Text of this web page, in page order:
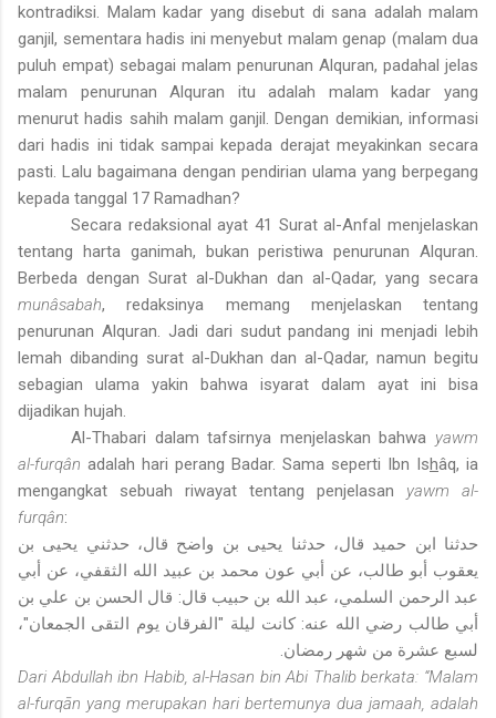
kontradiksi. Malam kadar yang disebut di sana adalah malam
ganjil, sementara hadis ini menyebut malam genap (malam dua
puluh empat) sebagai malam penurunan Alquran, padahal jelas
malam penurunan Alquran itu adalah malam kadar yang
menurut hadis sahih malam ganjil. Dengan demikian, informasi
dari hadis ini tidak sampai kepada derajat meyakinkan secara
pasti. Lalu bagaimana dengan pendirian ulama yang berpegang
kepada tanggal 17 Ramadhan?
Secara redaksional ayat 41 Surat al-Anfal menjelaskan
tentang harta ganimah, bukan peristiwa penurunan Alquran.
Berbeda dengan Surat al-Dukhan dan al-Qadar, yang secara
munâsabah, redaksinya memang menjelaskan tentang
penurunan Alquran. Jadi dari sudut pandang ini menjadi lebih
lemah dibanding surat al-Dukhan dan al-Qadar, namun begitu
sebagian ulama yakin bahwa isyarat dalam ayat ini bisa
dijadikan hujah.
Al-Thabari dalam tafsirnya menjelaskan bahwa yawm
al-furqân adalah hari perang Badar. Sama seperti Ibn Ishâq, ia
mengangkat sebuah riwayat tentang penjelasan yawm al-
furqân:
حدثنا ابن حميد قال، حدثنا يحيى بن واضح قال، حدثني يحيى بن
يعقوب أبو طالب، عن أبي عون محمد بن عبيد الله الثقفي، عن أبي
عبد الرحمن السلمي، عبد الله بن حبيب قال: قال الحسن بن علي بن
أبي طالب رضي الله عنه: كانت ليلة "الفرقان يوم التقى الجمعان"،
لسبع عشرة من شهر رمضان.
Dari Abdullah ibn Habib, al-Hasan bin Abi Thalib berkata: “Malam
al-furqān yang merupakan hari bertemunya dua jamaah, adalah